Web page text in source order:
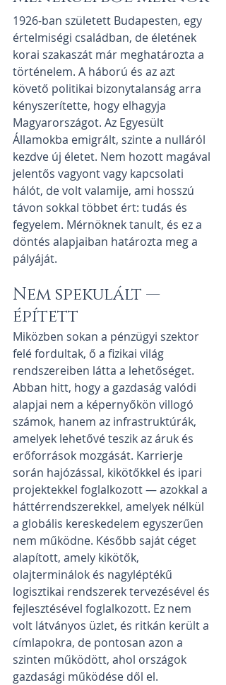
1926-ban született Budapesten, egy
értelmiségi családban, de életének
korai szakaszát már meghatározta a
történelem. A háború és az azt
követő politikai bizonytalanság arra
kényszerítette, hogy elhagyja
Magyarországot. Az Egyesült
Államokba emigrált, szinte a nulláról
kezdve új életet. Nem hozott magával
jelentős vagyont vagy kapcsolati
hálót, de volt valamije, ami hosszú
távon sokkal többet ért: tudás és
fegyelem. Mérnöknek tanult, és ez a
döntés alapjaiban határozta meg a
pályáját.
Nem spekulált —
épített
Miközben sokan a pénzügyi szektor
felé fordultak, ő a fizikai világ
rendszereiben látta a lehetőséget.
Abban hitt, hogy a gazdaság valódi
alapjai nem a képernyőkön villogó
számok, hanem az infrastruktúrák,
amelyek lehetővé teszik az áruk és
erőforrások mozgását. Karrierje
során hajózással, kikötőkkel és ipari
projektekkel foglalkozott — azokkal a
háttérrendszerekkel, amelyek nélkül
a globális kereskedelem egyszerűen
nem működne. Később saját céget
alapított, amely kikötők,
olajterminálok és nagyléptékű
logisztikai rendszerek tervezésével és
fejlesztésével foglalkozott. Ez nem
volt látványos üzlet, és ritkán került a
címlapokra, de pontosan azon a
szinten működött, ahol országok
gazdasági működése dől el.